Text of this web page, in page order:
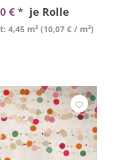
€ * je Rolle
4,45 m² (10,07 € / m²)